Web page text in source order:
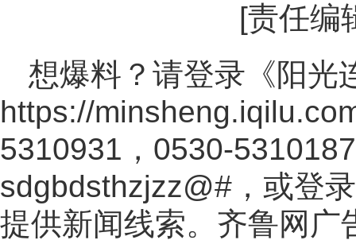
[责任编
想爆料？请登录《阳光
https://
5310931，0530-
sdgbdsthzjzz@#，或登
提供新闻线索。齐鲁网广